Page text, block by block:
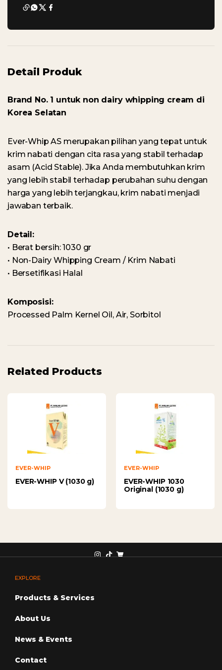
Detail Produk
Brand No. 1 untuk non dairy whipping cream di
Korea Selatan
Ever-Whip AS merupakan pilihan yang tepat untuk
krim nabati dengan cita rasa yang stabil terhadap
asam (Acid Stable). Jika Anda membutuhkan krim
yang lebih stabil terhadap perubahan suhu dengan
harga yang lebih terjangkau, krim nabati menjadi
jawaban terbaik.
Detail:
• Berat bersih: 1030 gr
• Non-Dairy Whipping Cream / Krim Nabati
• Bersetifikasi Halal
Komposisi:
Processed Palm Kernel Oil, Air, Sorbitol
Related Products
EVER-WHIP
EVER-WHIP V (1030 g)
EVER-WHIP
EVER-WHIP 1030
Original (1030 g)
EXPLORE
Products & Services
About Us
News & Events
Contact